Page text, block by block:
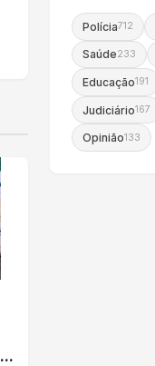
Polícia712
Saúde233
Educação191
Judiciário167
Opinião133